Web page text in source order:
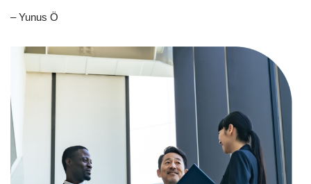
– Yunus Ö